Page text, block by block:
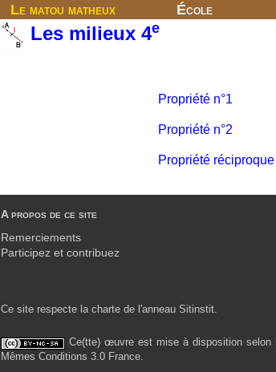
Le matou matheux École
Les milieux 4e
Propriété n°1
Propriété n°2
Propriété réciproque
A propos de ce site
Remerciements
Participez et contribuez
Ce site respecte la charte de l'anneau Sitinstit.
Ce(tte) œuvre est mise à disposition selon
Mêmes Conditions 3.0 France.